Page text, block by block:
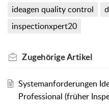
ideagen quality control
inspectionxpert20
ZugehörigeArtikel
Systemanforderungen
Professional (früher